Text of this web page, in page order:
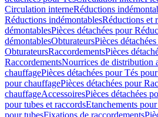
Circulation interneRéductions
Réductions indémontablesRéductions et
démontablesPièces détachées pour
démontablesObturateursPièces
ObturateursRaccordementsPièces
RaccordementsNourrices de distribution
chauffagePièces détachées pour Tés
pour chauffagePièces détachées pour
chauffageAccessoiresPièces détachées
pour tubes et raccordsEtanchements
pour tubesFixations de raccordements